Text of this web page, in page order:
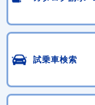
試乗車検索